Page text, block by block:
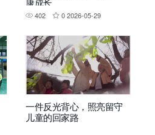
402 0 2026-05-29
一件反光背心，照亮留守
儿童的回家路